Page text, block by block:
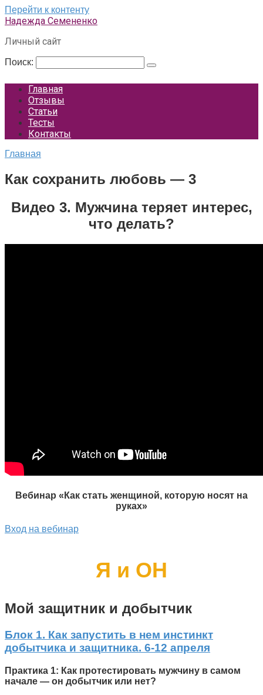
Перейти к контенту
Надежда Семененко
Личный сайт
Поиск:
Главная
Отзывы
Статьи
Тесты
Контакты
Главная
Как сохранить любовь — 3
Видео 3. Мужчина теряет интерес,
что делать?
Вебинар «Как стать женщиной, которую носят на
руках»
Вход на вебинар
Я и ОН
Мой защитник и добытчик
Блок 1. Как запустить в нем инстинкт
добытчика и защитника. 6-12 апреля
Практика 1: Как протестировать мужчину в самом
начале — он добытчик или нет?